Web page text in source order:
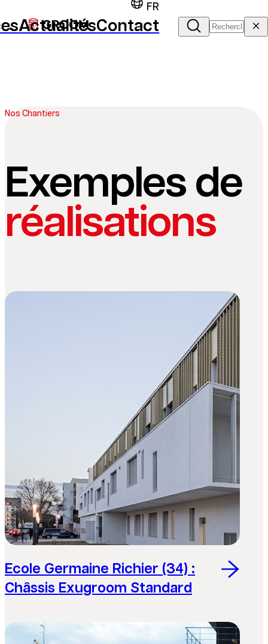
ActualitésContact
FR
Nos Chantiers
Exemples de
réalisations
Ecole Germaine Richier (34) :
Châssis Exugroom Standard